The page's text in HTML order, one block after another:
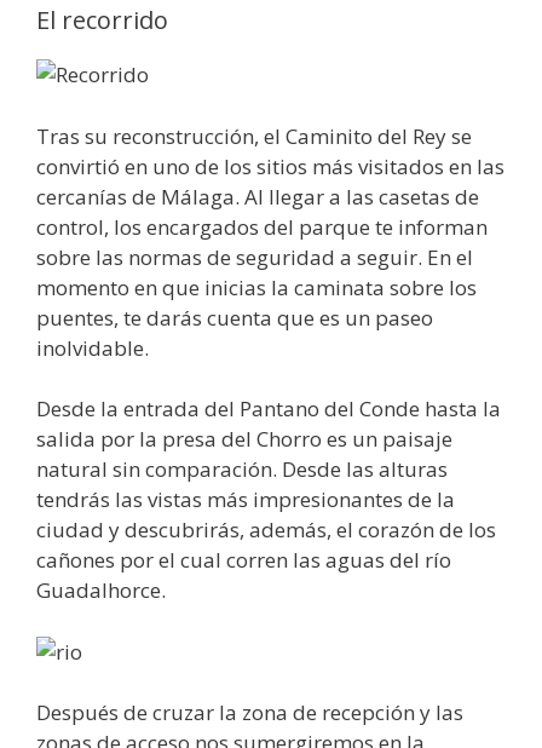
El recorrido
Tras su reconstrucción, el Caminito del Rey se
convirtió en uno de los sitios más visitados en las
cercanías de Málaga. Al llegar a las casetas de
control, los encargados del parque te informan
sobre las normas de seguridad a seguir. En el
momento en que inicias la caminata sobre los
puentes, te darás cuenta que es un paseo
inolvidable.
Desde la entrada del Pantano del Conde hasta la
salida por la presa del Chorro es un paisaje
natural sin comparación. Desde las alturas
tendrás las vistas más impresionantes de la
ciudad y descubrirás, además, el corazón de los
cañones por el cual corren las aguas del río
Guadalhorce.
Después de cruzar la zona de recepción y las